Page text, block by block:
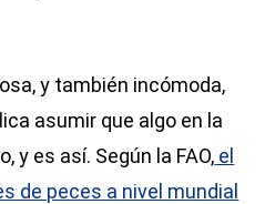
y también incómoda,
asumir que algo en la
y es así. Según la FAO, el
de peces a nivel mundial